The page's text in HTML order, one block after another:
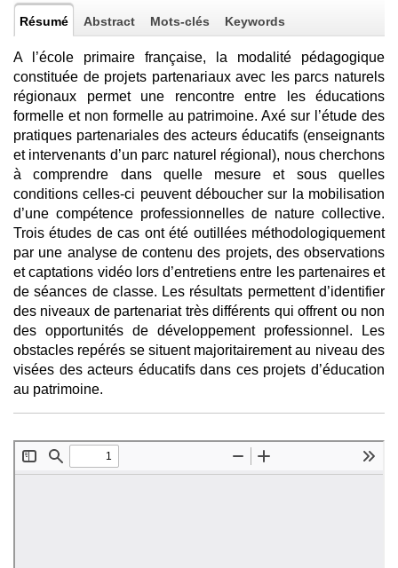
Résumé Abstract Mots-clés Keywords
A l’école primaire française, la modalité pédagogique
constituée de projets partenariaux avec les parcs naturels
régionaux permet une rencontre entre les éducations
formelle et non formelle au patrimoine. Axé sur l’étude des
pratiques partenariales des acteurs éducatifs (enseignants
et intervenants d’un parc naturel régional), nous cherchons
à comprendre dans quelle mesure et sous quelles
conditions celles-ci peuvent déboucher sur la mobilisation
d’une compétence professionnelles de nature collective.
Trois études de cas ont été outillées méthodologiquement
par une analyse de contenu des projets, des observations
et captations vidéo lors d’entretiens entre les partenaires et
de séances de classe. Les résultats permettent d’identifier
des niveaux de partenariat très différents qui offrent ou non
des opportunités de développement professionnel. Les
obstacles repérés se situent majoritairement au niveau des
visées des acteurs éducatifs dans ces projets d’éducation
au patrimoine.